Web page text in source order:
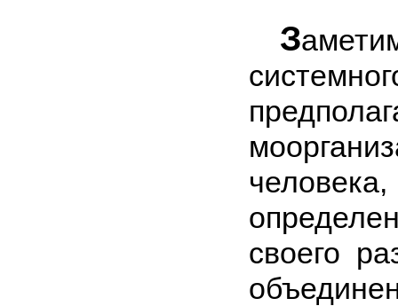
З
человека,
своего